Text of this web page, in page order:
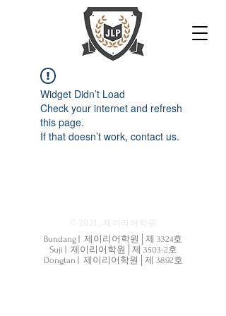
Widget Didn’t Load
Check your internet and refresh
this page.
If that doesn’t work, contact us.
© 2021, 제이리어학원
Bundang | 제이리어학원│제 3324호
Suji | 제이리어학원│제 3503-2호
Dongtan | 제이리어학원│제 3892호